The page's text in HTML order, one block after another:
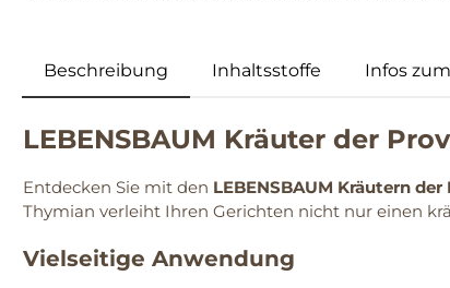
Beschreibung Inhaltsstoffe Infos
LEBENSBAUM Kräuter der
Entdecken Sie mit den LEBENSBAUM Kräutern der
Thymian verleiht Ihren Gerichten nicht nur einen
Vielseitige Anwendung